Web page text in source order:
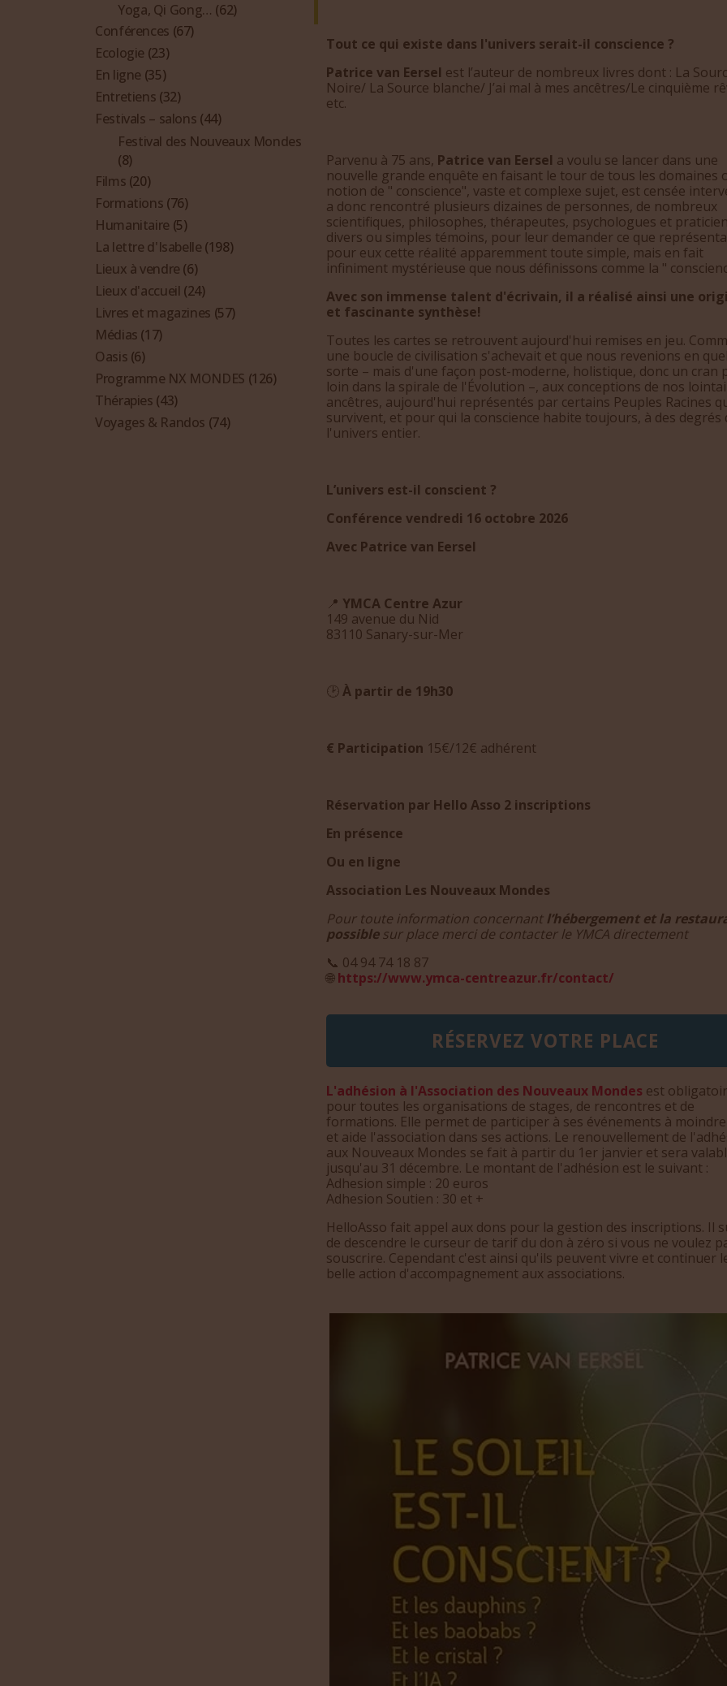
Tout ce qui existe dans l'univers serait-il conscience ?
Patrice van Eersel est l’auteur de nombreux livres dont : La
Noire/ La Source blanche/ J’ai mal à mes ancêtres/Le cinquième
etc.
Parvenu à 75 ans, Patrice van Eersel a voulu se lancer dans une
nouvelle grande enquête en faisant le tour de tous les domaines
notion de " conscience", vaste et complexe sujet, est censée
a donc rencontré plusieurs dizaines de personnes, de nombreux
scientifiques, philosophes, thérapeutes, psychologues et
divers ou simples témoins, pour leur demander ce que
pour eux cette réalité apparemment toute simple, mais en fait
infiniment mystérieuse que nous définissons comme la "
Avec son immense talent d'écrivain, il a réalisé ainsi une
et fascinante synthèse!
Toutes les cartes se retrouvent aujourd'hui remises en jeu.
une boucle de civilisation s'achevait et que nous revenions en
sorte – mais d'une façon post-moderne, holistique, donc un cran
loin dans la spirale de l'Évolution –, aux conceptions de nos
ancêtres, aujourd'hui représentés par certains Peuples Racines
survivent, et pour qui la conscience habite toujours, à des degrés
l'univers entier.
L’univers est-il conscient ?
Conférence vendredi 16 octobre 2026
Avec Patrice van Eersel
📍 YMCA Centre Azur
149 avenue du Nid
83110 Sanary-sur-Mer
🕑À partir de 19h30
€ Participation 15€/12€ adhérent
Réservation par Hello Asso 2 inscriptions
En présence
Ou en ligne
Association Les Nouveaux Mondes
Pour toute information concernant l’hébergement et la
possiblesur place merci de contacter le YMCA directement
📞 04 94 74 18 87
🌐https://www.ymca-centreazur.fr/contact/
RÉSERVEZ VOTRE PLACE
L'adhésion à l'Association des Nouveaux Mondes est
pour toutes les organisations de stages, de rencontres et de
formations. Elle permet de participer à ses événements à
et aide l'association dans ses actions. Le renouvellement de
aux Nouveaux Mondes se fait à partir du 1er janvier et sera
jusqu'au 31 décembre. Le montant de l'adhésion est le suivant :
Adhesion simple : 20 euros
Adhesion Soutien : 30 et +
HelloAsso fait appel aux dons pour la gestion des inscriptions. Il
de descendre le curseur de tarif du don à zéro si vous ne voulez
souscrire. Cependant c'est ainsi qu'ils peuvent vivre et continuer
belle action d'accompagnement aux associations.
Yoga, Qi Gong… (62)
Conférences (67)
Ecologie (23)
En ligne (35)
Entretiens (32)
Festivals – salons (44)
Festival des Nouveaux Mondes
(8)
Films (20)
Formations (76)
Humanitaire (5)
La lettre d'Isabelle (198)
Lieux à vendre (6)
Lieux d'accueil (24)
Livres et magazines (57)
Médias (17)
Oasis (6)
Programme NX MONDES (126)
Thérapies (43)
Voyages & Randos (74)